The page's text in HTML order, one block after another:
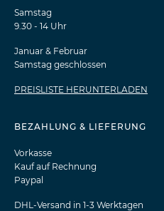
Samstag
9.30 - 14 Uhr
Januar & Februar
Samstag geschlossen
PREISLISTE HERUNTERLADEN
BEZAHLUNG & LIEFERUNG
Vorkasse
Kauf auf Rechnung
Paypal
DHL-Versand in 1-3 Werktagen